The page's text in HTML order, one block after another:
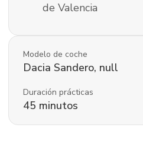
de Valencia
Modelo de coche
Dacia Sandero, null
Duración prácticas
45 minutos